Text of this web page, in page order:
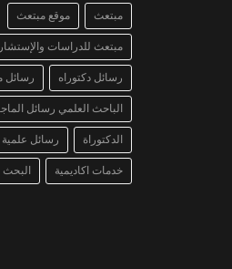
مبتعث موقع مبتعث
مبتعث للدراسات
رسائل دكتوراه رسائل
الباحث العلمي رسائل
الدكتوراة رسائل علمية
خدمات اكاديمية البحث